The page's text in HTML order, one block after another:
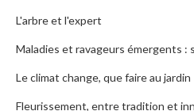
L'arbre et l'expert
Maladies et ravageurs émergents :
Le climat change, que faire au jardin
Fleurissement, entre tradition et